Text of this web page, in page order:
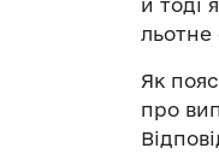
й тоді
льотне
Як
про